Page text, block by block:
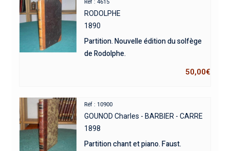
Réf : 4615
RODOLPHE
1890
Partition. Nouvelle édition du solfège
de Rodolphe.
50,00€
Réf : 10900
GOUNOD Charles - BARBIER - CARRE
1898
Partition chant et piano. Faust.